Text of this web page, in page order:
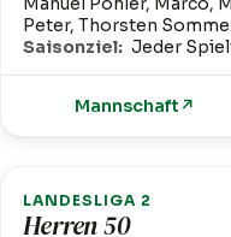
Peter, Thorsten
Saisonziel: Jeder
Mannschaft ↗
LANDESLIGA 2
Herren 50